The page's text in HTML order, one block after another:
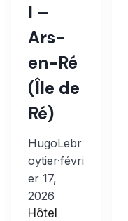
l –
Ars-
en-Ré
(Île de
Ré)
HugoLebr
oytier·févri
er 17,
2026
Hôtel